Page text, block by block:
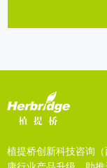
植提桥创新科技咨询